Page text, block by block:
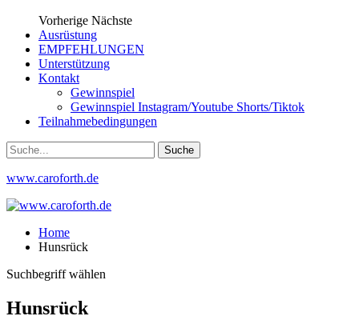
Vorherige Nächste
Ausrüstung
EMPFEHLUNGEN
Unterstützung
Kontakt
Gewinnspiel
Gewinnspiel Instagram/Youtube Shorts/Tiktok
Teilnahmebedingungen
www.caroforth.de
Home
Hunsrück
Suchbegriff wählen
Hunsrück